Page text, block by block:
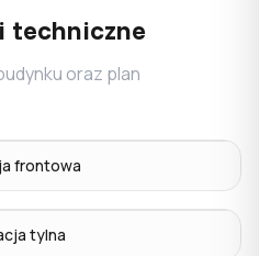
techniczne
oraz plan
frontowa
tylna